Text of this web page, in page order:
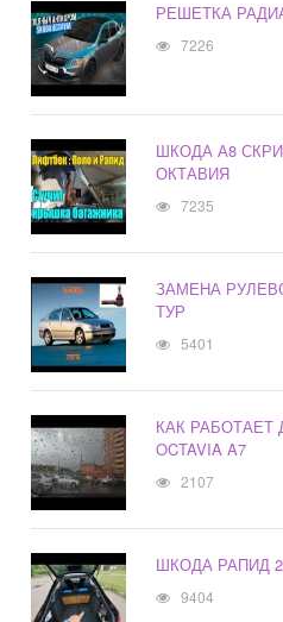
РЕШЕТКА
7226
ШКОДА А8
ОКТАВИЯ
7235
ЗАМЕНА
ТУР
5401
КАК РАБОТАЕТ
OCTAVIA A7
2107
ШКОДА РАПИД
9404